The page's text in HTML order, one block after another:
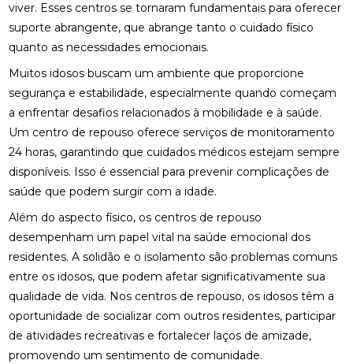
viver. Esses centros se tornaram fundamentais para oferecer
suporte abrangente, que abrange tanto o cuidado físico
quanto as necessidades emocionais.
Muitos idosos buscam um ambiente que proporcione
segurança e estabilidade, especialmente quando começam
a enfrentar desafios relacionados à mobilidade e à saúde.
Um centro de repouso oferece serviços de monitoramento
24 horas, garantindo que cuidados médicos estejam sempre
disponíveis. Isso é essencial para prevenir complicações de
saúde que podem surgir com a idade.
Além do aspecto físico, os centros de repouso
desempenham um papel vital na saúde emocional dos
residentes. A solidão e o isolamento são problemas comuns
entre os idosos, que podem afetar significativamente sua
qualidade de vida. Nos centros de repouso, os idosos têm a
oportunidade de socializar com outros residentes, participar
de atividades recreativas e fortalecer laços de amizade,
promovendo um sentimento de comunidade.